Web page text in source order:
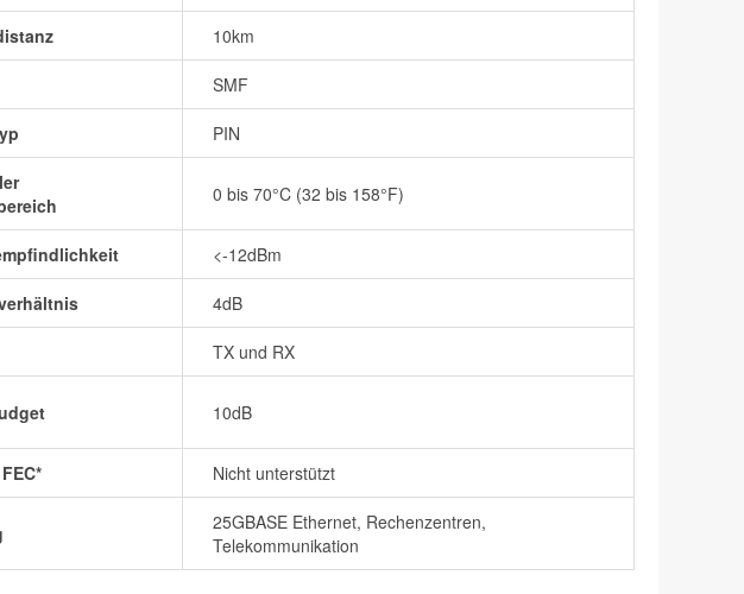
10km
SMF
PIN
0 bis 70°C (32 bis 158°F)
<-12dBm
4dB
TX und RX
10dB
Nicht unterstützt
25GBASE Ethernet, Rechenzentren,
Telekommunikation